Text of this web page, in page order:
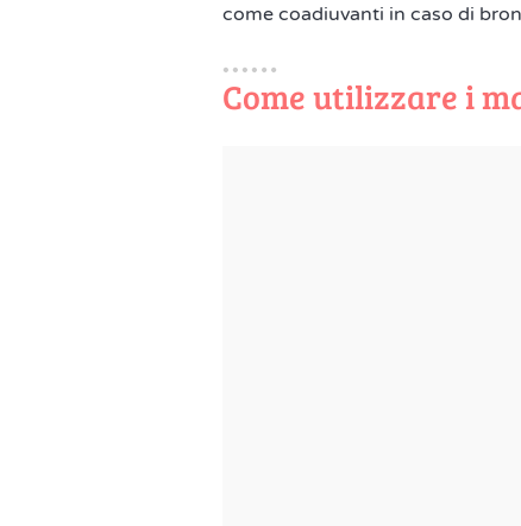
come coadiuvanti in caso di
Come utilizzare i